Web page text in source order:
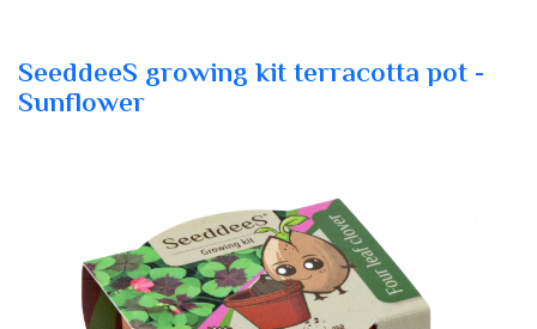
SeeddeeS growing kit terracotta pot -
Sunflower